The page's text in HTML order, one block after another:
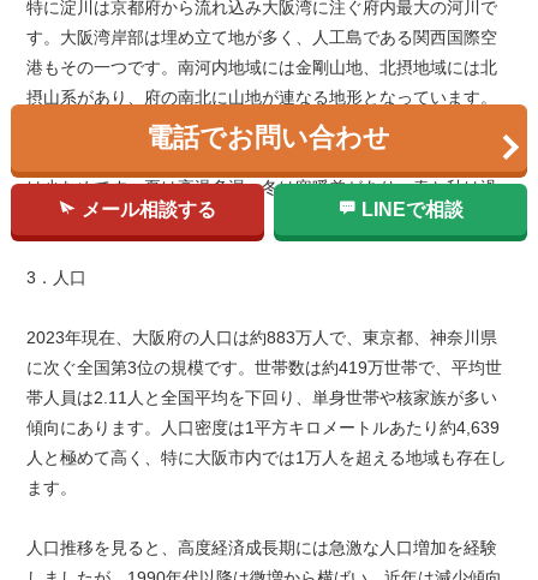
特に淀川は京都府から流れ込み大阪湾に注ぐ府内最大の河川で
す。大阪湾岸部は埋め立て地が多く、人工島である関西国際空
港もその一つです。南河内地域には金剛山地、北摂地域には北
摂山系があり、府の南北に山地が連なる地形となっています。
気候は瀬戸内海気候に属し、年間を通じて比較的温暖で降水量
は少なめです。夏は高温多湿、冬は寒暖差があり、春と秋は過
ごしやすい気候が特徴です。
3．人口
2023年現在、大阪府の人口は約883万人で、東京都、神奈川県
に次ぐ全国第3位の規模です。世帯数は約419万世帯で、平均世
帯人員は2.11人と全国平均を下回り、単身世帯や核家族が多い
傾向にあります。人口密度は1平方キロメートルあたり約4,639
人と極めて高く、特に大阪市内では1万人を超える地域も存在し
ます。
人口推移を見ると、高度経済成長期には急激な人口増加を経験
電話でお問い合わせ
メール相談する LINEで相談